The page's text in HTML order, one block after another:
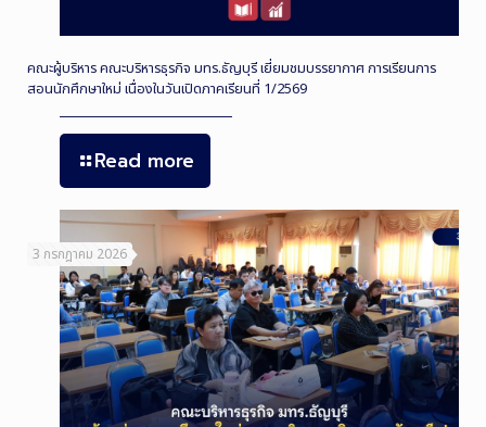
คณะผู้บริหาร คณะบริหารธุรกิจ มทร.ธัญบุรี เยี่ยมชมบรรยากาศ การเรียนการ
สอนนักศึกษาใหม่ เนื่องในวันเปิดภาคเรียนที่ 1/2569
Read more
3 กรกฎาคม 2026